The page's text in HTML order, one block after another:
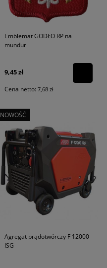
Emblemat GODŁO RP na
mundur
9,45 zł
Cena netto: 7,68 zł
Agregat prądotwórczy F 12000
ISG
NOWOŚĆ